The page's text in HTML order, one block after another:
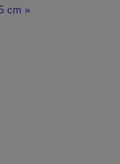
cm »